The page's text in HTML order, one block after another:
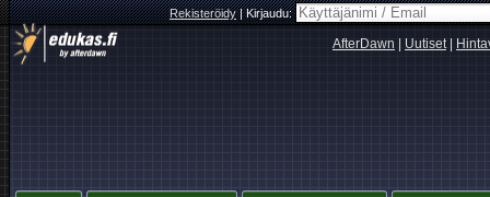
Rekisteröidy|Kirjaudu:
AfterDawn Uutiset|